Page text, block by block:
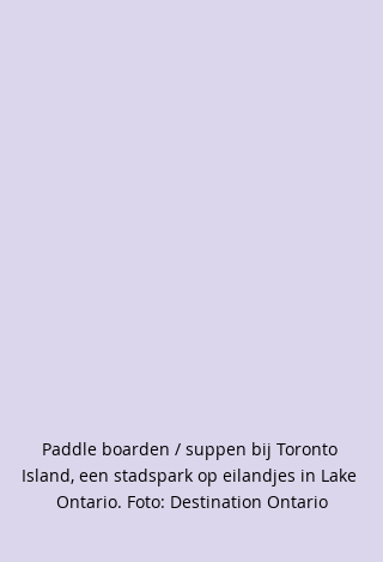
Paddle boarden / suppen bij Toronto
Island, een stadspark op eilandjes in Lake
Ontario. Foto: Destination Ontario